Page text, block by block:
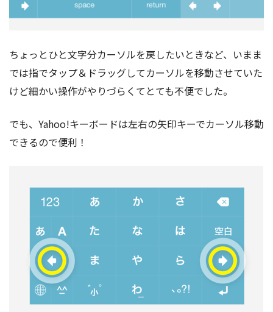
ちょっとひと文字分カーソルを戻したいときなど、いまま
では指でタップ＆ドラッグしてカーソルを移動させていた
けど細かい操作がやりづらくてとても不便でした。
でも、Yahoo!キーボードは左右の矢印キーでカーソル移動
できるので便利！